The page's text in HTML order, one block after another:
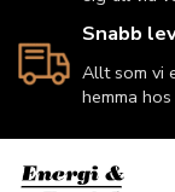
Snabb
Allt som vi
hemma